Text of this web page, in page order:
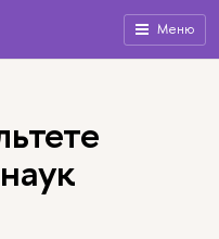
Меню